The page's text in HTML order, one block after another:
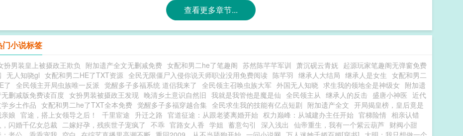
查看更多章节...
门小说标签
扮男装皇上被摄政王欺负 附加遗产全文无删减免费 女配和男二he了笔趣阁 苏然陈芊芊军训 萧沉砚云青妩 起源玩家笔趣阁无弹窗免费
无人知哓gl 女配和男二HE了TXT资源 全民无限僵尸入侵你说天师职业没用免费阅读 陈芊羽 继承人大结局 继承人是女生 女配和男二
了
全民领主开局虫族唯一反派 觉醒多子多福系统 道侣我来了 全民领主召唤虫族大军 外国无人知晓 求生我的领地全是神级女 附加遗
无删减版免费读百度 女扮男装被摄政王发现 晚清乡土意识自然旧 我就是我管他是魔是仙 全民领主从 继承人的反击 盛唐小神医 近代
乡土作品 女配和男二he了TXT全本免费 觉醒多子多福穿越合集 全民求生我的技能有亿点短剧 附加遗产全文 开局揭皇榜，皇后竟是
娘 官途，搭上女领导之后！ 千里宦途 升迁之路 官道征途：从跟老婆离婚开始 权力巅峰：从城建办主任开始 官梯险情 相亲认错
，闪婚千亿女总裁 二嫁好孕，残疾世子宠疯了 不乖 官路女人香 学姐 蓄意勾引 深入浅出 仙帝重生，我有一个紫云葫芦 财阀小甜